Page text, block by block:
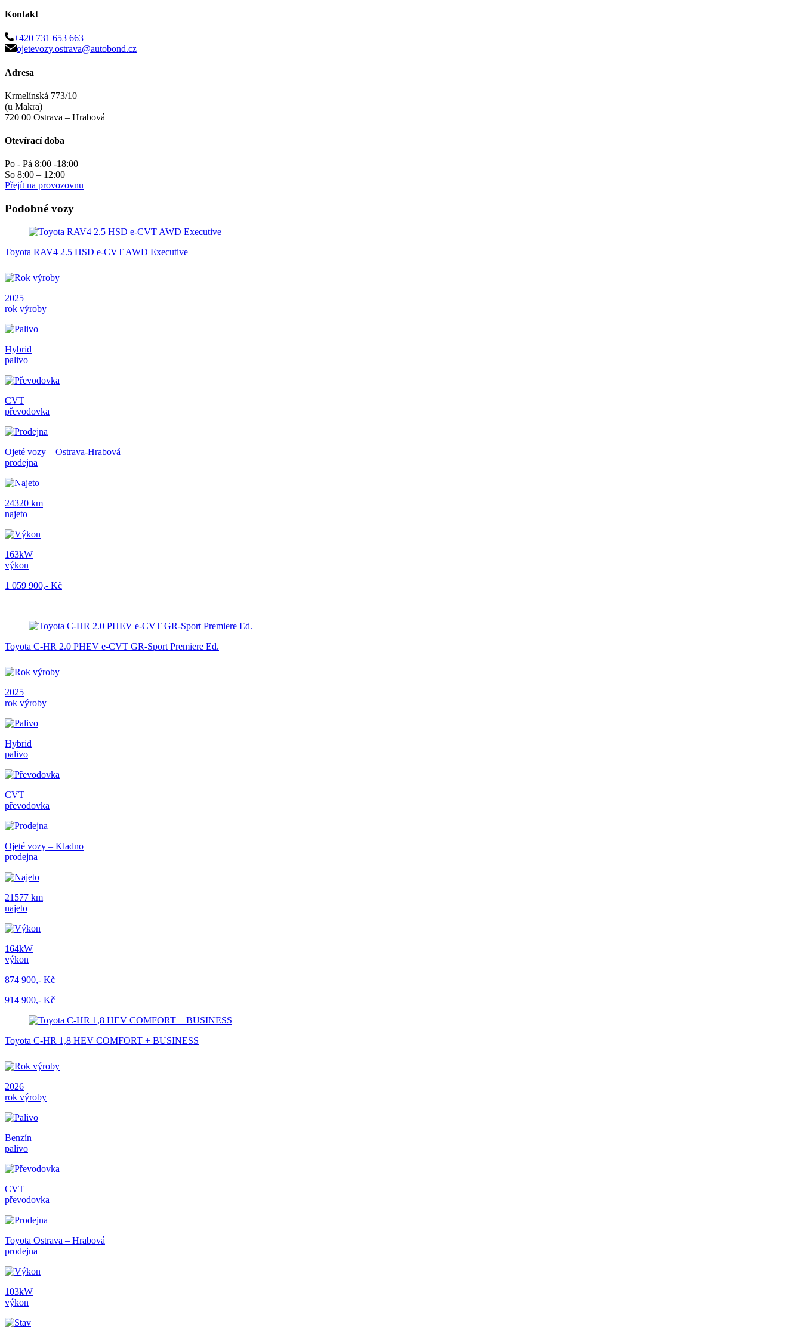
Kontakt
+420 731 653 663
ojetevozy.ostrava@autobond.cz
Adresa
Krmelínská 773/10
(u Makra)
720 00 Ostrava – Hrabová
Otevírací doba
Po - Pá 8:00 -18:00
So 8:00 – 12:00
Přejít na provozovnu
Podobné vozy
Toyota RAV4 2.5 HSD e-CVT AWD Executive
2025
rok výroby
Hybrid
palivo
CVT
převodovka
Ojeté vozy – Ostrava-Hrabová
prodejna
24320 km
najeto
163kW
výkon
1 059 900,- Kč
Toyota C-HR 2.0 PHEV e-CVT GR-Sport Premiere Ed.
2025
rok výroby
Hybrid
palivo
CVT
převodovka
Ojeté vozy – Kladno
prodejna
21577 km
najeto
164kW
výkon
874 900,- Kč
914 900,- Kč
Toyota C-HR 1,8 HEV COMFORT + BUSINESS
2026
rok výroby
Benzín
palivo
CVT
převodovka
Toyota Ostrava – Hrabová
prodejna
103kW
výkon